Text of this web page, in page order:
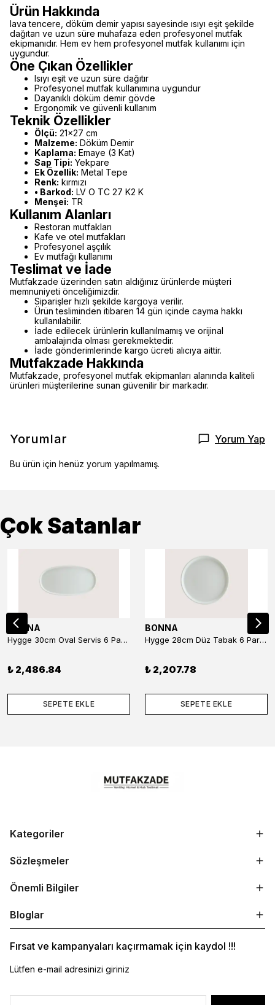
Ürün Hakkında
lava tencere, döküm demir yapısı sayesinde ısıyı eşit şekilde
dağıtan ve uzun süre muhafaza eden profesyonel mutfak
ekipmanıdır. Hem ev hem profesyonel mutfak kullanımı için
uygundur.
Öne Çıkan Özellikler
Isıyı eşit ve uzun süre dağıtır
Profesyonel mutfak kullanımına uygundur
Dayanıklı döküm demir gövde
Ergonomik ve güvenli kullanım
Teknik Özellikler
Ölçü: 21x27 cm
Malzeme: Döküm Demir
Kaplama: Emaye (3 Kat)
Sap Tipi: Yekpare
Ek Özellik: Metal Tepe
Renk: kırmızı
• Barkod: LV O TC 27 K2 K
Menşei: TR
Kullanım Alanları
Restoran mutfakları
Kafe ve otel mutfakları
Profesyonel aşçılık
Ev mutfağı kullanımı
Teslimat ve İade
Mutfakzade üzerinden satın aldığınız ürünlerde müşteri
memnuniyeti önceliğimizdir.
Siparişler hızlı şekilde kargoya verilir.
Ürün tesliminden itibaren 14 gün içinde cayma hakkı
kullanılabilir.
İade edilecek ürünlerin kullanılmamış ve orijinal
ambalajında olması gerekmektedir.
İade gönderimlerinde kargo ücreti alıcıya aittir.
Mutfakzade Hakkında
Mutfakzade, profesyonel mutfak ekipmanları alanında kaliteli
ürünleri müşterilerine sunan güvenilir bir markadır.
Yorumlar Yorum Yap
Bu ürün için henüz yorum yapılmamış.
Çok Satanlar
BONNA
Hygge 30cm Oval Servis 6 Parça
₺ 2,486.84
SEPETE EKLE
BONNA
Hygge 28cm Düz Tabak 6 Parça
₺ 2,207.78
SEPETE EKLE
Kategoriler
Sözleşmeler
Önemli Bilgiler
Bloglar
Fırsat ve kampanyaları kaçırmamak için kaydol !!!
Lütfen e-mail adresinizi giriniz